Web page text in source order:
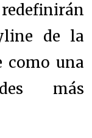
de la
como una
más